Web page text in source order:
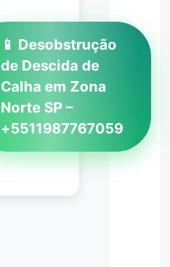
📱 Desobstrução
de Descida de
Calha em Zona
Norte SP –
+5511987767059